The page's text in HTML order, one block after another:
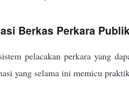
Berkas Perkara
pelacakan perkara yang
yang selama ini memicu